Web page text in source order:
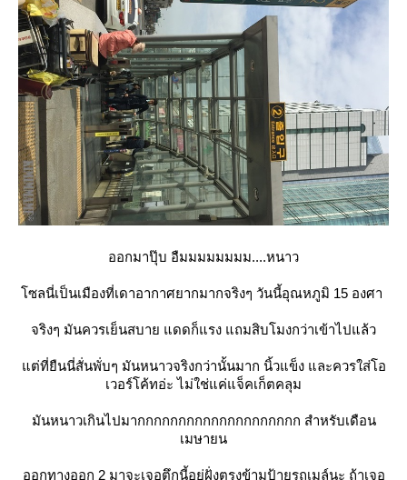
ออกมาปุ๊บ อืมมมมมมมม....หนาว
ซลนี่เป็นเมืองที่เดาอากาศยากมากจริงๆ วันนี้อุณหภูมิ 15 องศา
จริงๆ มันควรเย็นสบาย แดดก็แรง แถมสิบโมงกว่าเข้าไปแล้ว
ต่ที่ยืนนี่สั่นพั่บๆ มันหนาวจริงกว่านั้นมาก นิ้วแข็ง และควรใส่โอ
เวอร์โค้ทอ่ะ ไม่ใช่แค่แจ็คเก็ตคลุม
มันหนาวเกินไปมากกกกกกกกกกกกกกกกกกกก สำหรับเดือน
เมษายน
ออกทางออก 2 มาจะเจอตึกนี้อยู่ฝั่งตรงข้ามป้ายรถเมล์นะ ถ้าเจอ